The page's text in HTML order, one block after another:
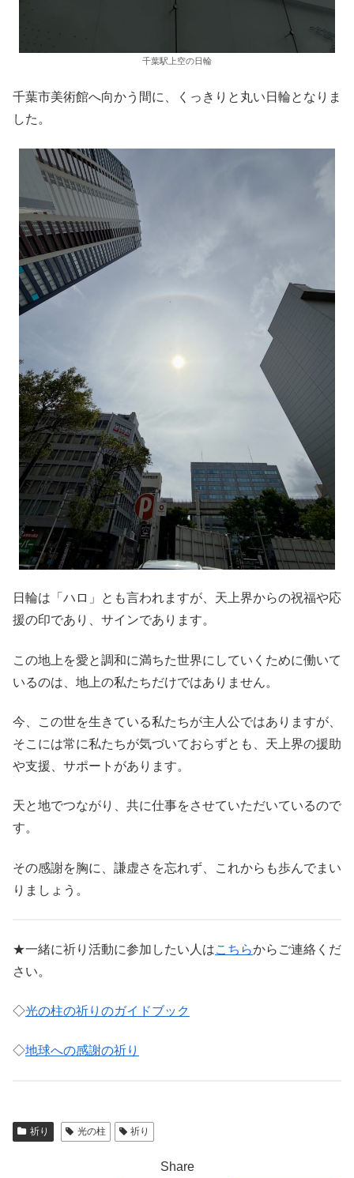
千葉駅上空の日輪
千葉市美術館へ向かう間に、くっきりと丸い日輪となりま
した。
日輪は「ハロ」とも言われますが、天上界からの祝福や応
援の印であり、サインであります。
この地上を愛と調和に満ちた世界にしていくために働いて
いるのは、地上の私たちだけではありません。
今、この世を生きている私たちが主人公ではありますが、
そこには常に私たちが気づいておらずとも、天上界の援助
や支援、サポートがあります。
天と地でつながり、共に仕事をさせていただいているので
す。
その感謝を胸に、謙虚さを忘れず、これからも歩んでまい
りましょう。
★一緒に祈り活動に参加したい人はこちらからご連絡くだ
さい。
◇光の柱の祈りのガイドブック
◇地球への感謝の祈り
祈り 光の柱 祈り
Share